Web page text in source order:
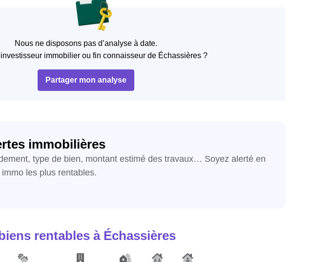
Nous ne disposons pas d’analyse à date.
immobilier ou fin connaisseur de Échassières ?
Partager mon analyse
immobilières
type de bien, montant estimé des travaux… Soyez alerté en
les plus rentables.
rentables à Échassières